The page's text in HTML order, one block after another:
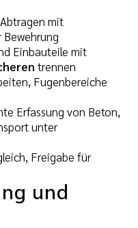
mit
Bewehrung
Einbauteile mit
trennen
Fugenbereiche
Erfassung von Beton,
unter
Freigabe für
und